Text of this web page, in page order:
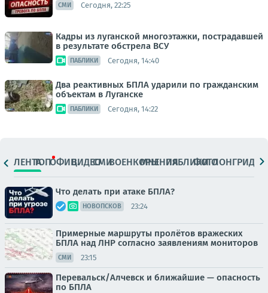
СМИ Сегодня, 22:25
Кадры из луганской многоэтажки, пострадавшей
в результате обстрела ВСУ
ПАБЛИКИ Сегодня, 14:40
Два реактивных БПЛА ударили по гражданским
объектам в Луганске
ПАБЛИКИ Сегодня, 14:22
ЛЕНТАТОПОФИЦ.ВИДЕОСМИВОЕНКОРЫМНЕНИЯПАБЛИКИ
ФОТОЛОНГРИДЫ
Что делать при атаке БПЛА?
НОВОПСКОВ 23:24
Примерные маршруты пролётов вражеских
БПЛА над ЛНР согласно заявлениям мониторов
СМИ 23:15
Перевальск/Алчевск и ближайшие — опасность
по БПЛА